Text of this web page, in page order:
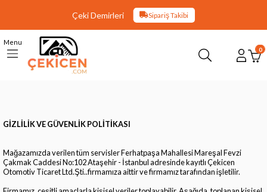
Çeki Demirleri Sipariş Takibi
Menu
0
GİZLİLİK VE GÜVENLİK POLİTİKASI
Mağazamızda verilen tüm servisler Ferhatpaşa Mahallesi Mareşal Fevzi
Çakmak Caddesi No:102 Ataşehir - İstanbul adresinde kayıtlı Çekicen
Otomotiv Ticaret Ltd.Şti..firmamıza aittir ve firmamız tarafından işletilir.